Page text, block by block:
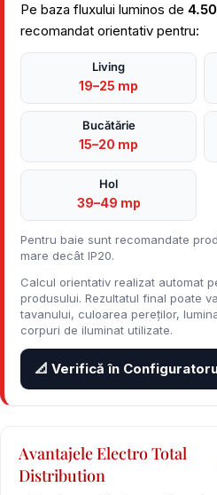
Pe baza fluxului luminos de
recomandat orientativ pentru:
Living
19–25 mp
Bucătărie
15–20 mp
Hol
39–49 mp
Pentru baie sunt recomandate
mare decât IP20.
Calcul orientativ realizat automat
produsului. Rezultatul final poate
tavanului, culoarea pereților,
corpuri de iluminat utilizate.
📐 Verifică în
Avantajele Electro Total
Distribution